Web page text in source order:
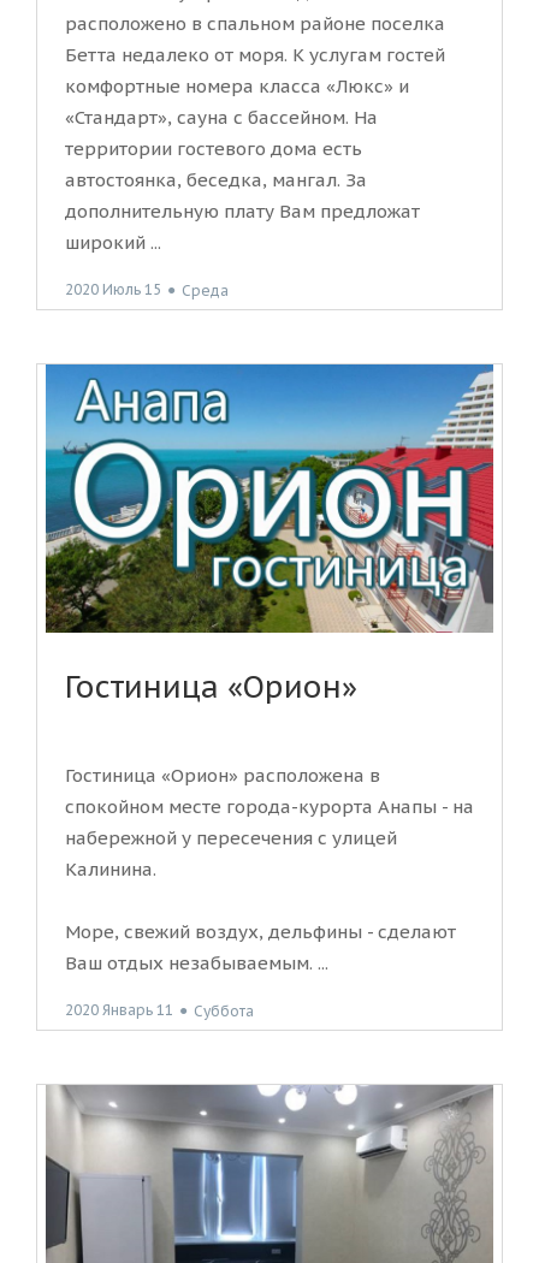
расположено в спальном районе поселка
Бетта недалеко от моря. К услугам гостей
комфортные номера класса «Люкс» и
«Стандарт», сауна с бассейном. На
территории гостевого дома есть
автостоянка, беседка, мангал. За
дополнительную плату Вам предложат
широкий ...
2020 Июль 15 ● Среда
Гостиница «Орион»
Гостиница «Орион» расположена в
спокойном месте города-курорта Анапы - на
набережной у пересечения с улицей
Калинина.
Море, свежий воздух, дельфины - сделают
Ваш отдых незабываемым. ...
2020 Январь 11 ● Суббота